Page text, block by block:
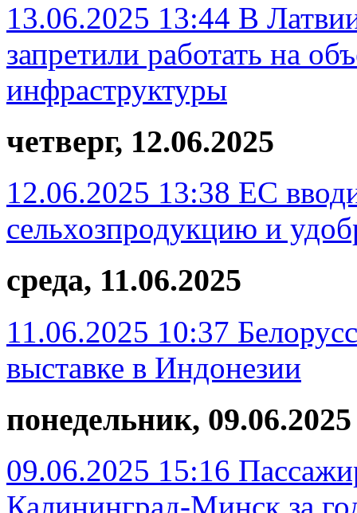
13.06.2025 13:44 В
запретили работать на
инфраструктуры
четверг, 12.06.2025
12.06.2025 13:38 ЕС
сельхозпродукцию и
среда, 11.06.2025
11.06.2025 10:37
выставке в Индонезии
понедельник, 09.06.2025
09.06.2025 15:16